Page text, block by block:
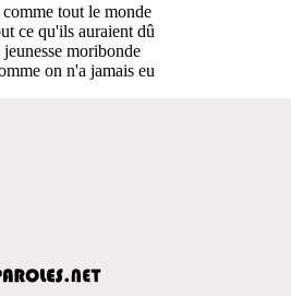
tout le monde
ce qu'ils auraient dû
moribonde
on n'a jamais eu